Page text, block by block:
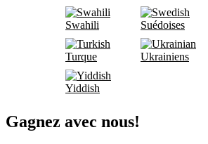
Swahili Suédoises
Turque Ukrainiens
Yiddish
Gagnez avec nous!